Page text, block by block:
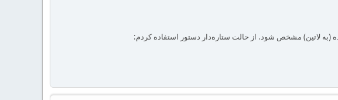
(به لاتین) مشخص شود. از حالت ستاره‌دار دستور استفاده کردم: